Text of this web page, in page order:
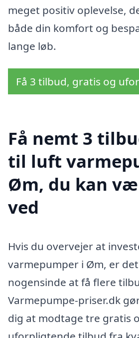
meget positiv oplevelse,
både din komfort og
lange løb.
Få 3 tilbud, gratis og
Få nemt 3
til luft
Øm, du kan
ved
Hvis du overvejer at
varmepumper i Øm, er
nogensinde at få flere
Varmepumpe-priser.dk
dig at modtage tre gratis